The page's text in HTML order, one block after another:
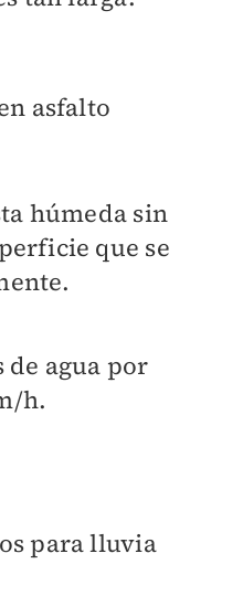
asfalto
húmeda sin
que se
de agua por
h.
para lluvia